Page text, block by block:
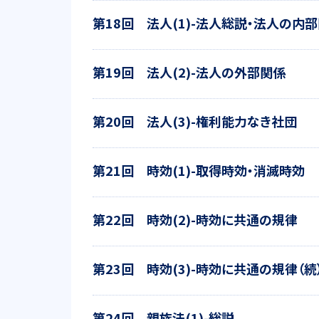
第18回 法人(1)-法人総説・法人の内
第19回 法人(2)-法人の外部関係
第20回 法人(3)-権利能力なき社団
第21回 時効(1)-取得時効・消滅時効
第22回 時効(2)-時効に共通の規律
第23回 時効(3)-時効に共通の規律（続